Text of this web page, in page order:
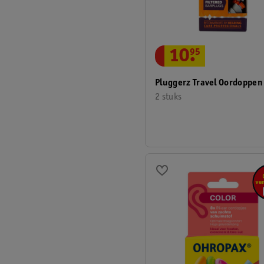
Pluggerz Travel Oordoppen
2 stuks
10.
95